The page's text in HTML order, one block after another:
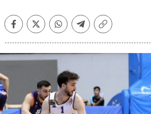
FacebookTwitterWhatsappTelegramCopiar